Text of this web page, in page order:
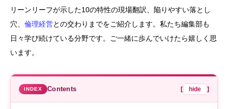
リーンリーフが示した10の特性の現場翻訳、陥りやすい落とし
穴、 倫理経営との交わりまでをご紹介します。私たち編集部も
日々学び続けている分野です。ご一緒に歩んでいけたら嬉しく思
います。
Contents [ hide ]